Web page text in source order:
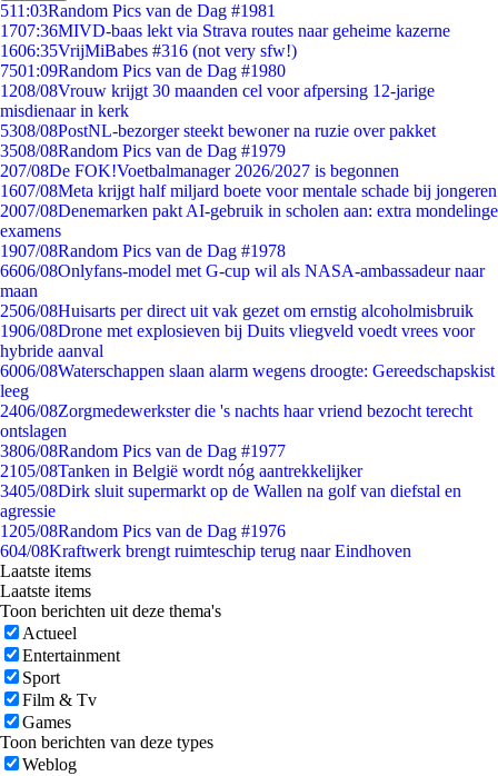
511:03Random Pics van de Dag #1981
1707:36MIVD-baas lekt via Strava routes naar geheime kazerne
1606:35VrijMiBabes #316 (not very sfw!)
7501:09Random Pics van de Dag #1980
1208/08Vrouw krijgt 30 maanden cel voor afpersing 12-jarige
misdienaar in kerk
5308/08PostNL-bezorger steekt bewoner na ruzie over pakket
3508/08Random Pics van de Dag #1979
207/08De FOK!Voetbalmanager 2026/2027 is begonnen
1607/08Meta krijgt half miljard boete voor mentale schade bij jongeren
2007/08Denemarken pakt AI-gebruik in scholen aan: extra mondelinge
examens
1907/08Random Pics van de Dag #1978
6606/08Onlyfans-model met G-cup wil als NASA-ambassadeur naar
maan
2506/08Huisarts per direct uit vak gezet om ernstig alcoholmisbruik
1906/08Drone met explosieven bij Duits vliegveld voedt vrees voor
hybride aanval
6006/08Waterschappen slaan alarm wegens droogte: Gereedschapskist
leeg
2406/08Zorgmedewerkster die 's nachts haar vriend bezocht terecht
ontslagen
3806/08Random Pics van de Dag #1977
2105/08Tanken in België wordt nóg aantrekkelijker
3405/08Dirk sluit supermarkt op de Wallen na golf van diefstal en
agressie
1205/08Random Pics van de Dag #1976
604/08Kraftwerk brengt ruimteschip terug naar Eindhoven
Laatste items
Laatste items
Toon berichten uit deze thema's
Actueel
Entertainment
Sport
Film & Tv
Games
Toon berichten van deze types
Weblog